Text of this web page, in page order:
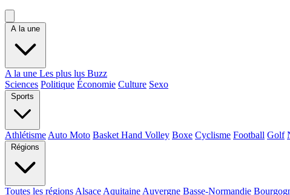
A la une
A la une Les plus lus Buzz
Sciences Politique Économie Culture Sexo
Sports
Athlétisme Auto Moto Basket Hand Volley Boxe Cyclisme Football Golf
Régions
Toutes les régions Alsace Aquitaine Auvergne Basse-Normandie